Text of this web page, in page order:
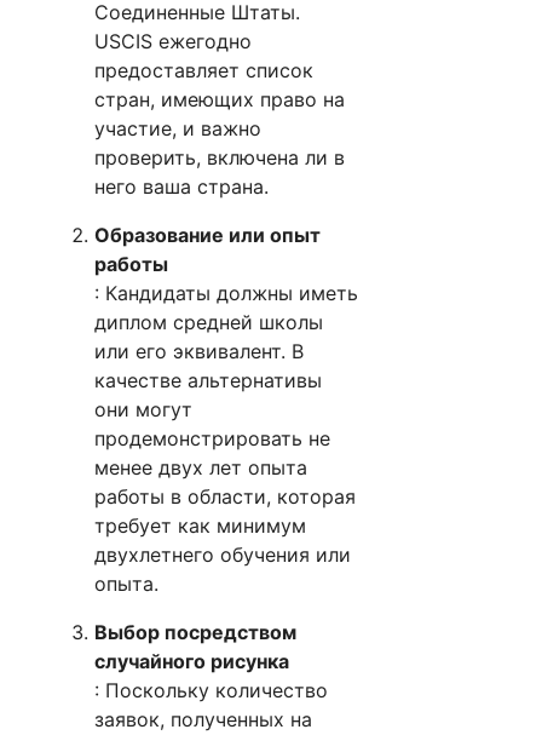
Соединенные Штаты.
USCIS ежегодно
предоставляет список
стран, имеющих право на
участие, и важно
проверить, включена ли в
него ваша страна.
Образование или опыт
работы
: Кандидаты должны иметь
диплом средней школы
или его эквивалент. В
качестве альтернативы
они могут
продемонстрировать не
менее двух лет опыта
работы в области, которая
требует как минимум
двухлетнего обучения или
опыта.
Выбор посредством
случайного рисунка
: Поскольку количество
заявок, полученных на